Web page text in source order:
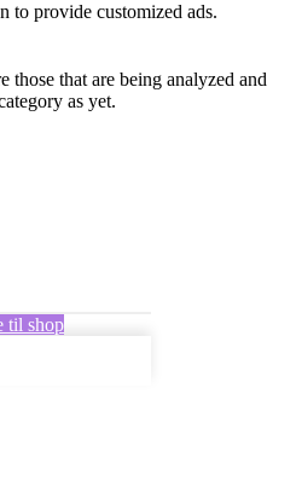
to provide customized ads.
those that are being analyzed and
as yet.
til shop